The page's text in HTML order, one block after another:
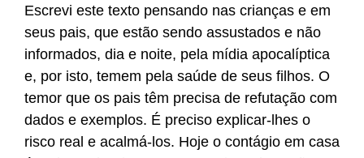
Escrevi este texto pensando nas crianças e em
seus pais, que estão sendo assustados e não
informados, dia e noite, pela mídia apocalíptica
e, por isto, temem pela saúde de seus filhos. O
temor que os pais têm precisa de refutação com
dados e exemplos. É preciso explicar-lhes o
risco real e acalmá-los. Hoje o contágio em casa